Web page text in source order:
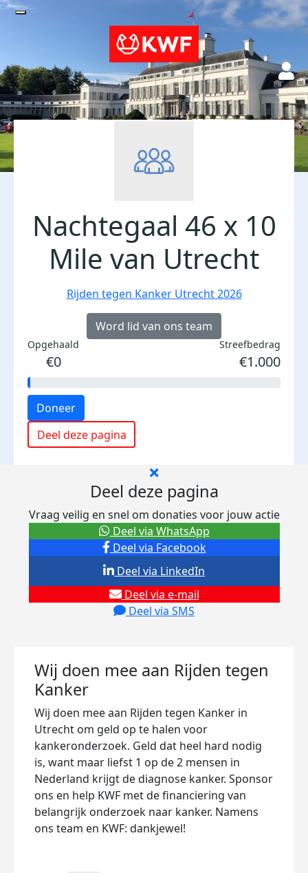
Nachtegaal 46 x 10
Mile van Utrecht
Rijden tegen Kanker Utrecht 2026
Word lid van ons team
Opgehaald
€0
Streefbedrag
€1.000
Doneer
Deel deze pagina
Deel deze pagina
Vraag veilig en snel om donaties voor jouw actie
Deel via Facebook
Deel via e-mail
Deel via SMS
Deel via LinkedIn
Deel via WhatsApp
Wij doen mee aan Rijden tegen
Kanker
Wij doen mee aan Rijden tegen Kanker in
Utrecht om geld op te halen voor
kankeronderzoek. Geld dat heel hard nodig
is, want maar liefst 1 op de 2 mensen in
Nederland krijgt de diagnose kanker. Sponsor
ons en help KWF met de financiering van
belangrijk onderzoek naar kanker. Namens
ons team en KWF: dankjewel!